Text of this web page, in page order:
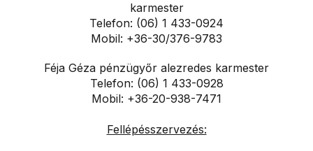
karmester
Telefon: (06) 1 433-0924
Mobil: +36-30/376-9783
Féja Géza pénzügyőr alezredes karmester
Telefon: (06) 1 433-0928
Mobil: +36-20-938-7471
Fellépésszervezés: